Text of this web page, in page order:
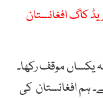
کاگ افغانستان
یکساں موقف رکھا۔
ہم افغانستان کی